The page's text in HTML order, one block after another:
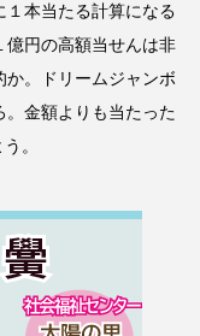
本当たる計算になる
円の高額当せんは非
。ドリームジャンボ
。金額よりも当たった
。